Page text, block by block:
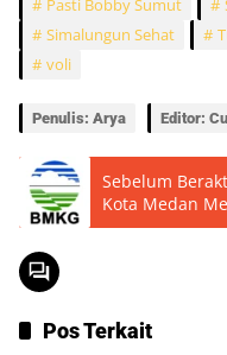
Pasti Bobby Sumut
Simalungun Sehat
voli
Penulis: Arya Editor:
Sebelum
Kota Medan
Pos Terkait